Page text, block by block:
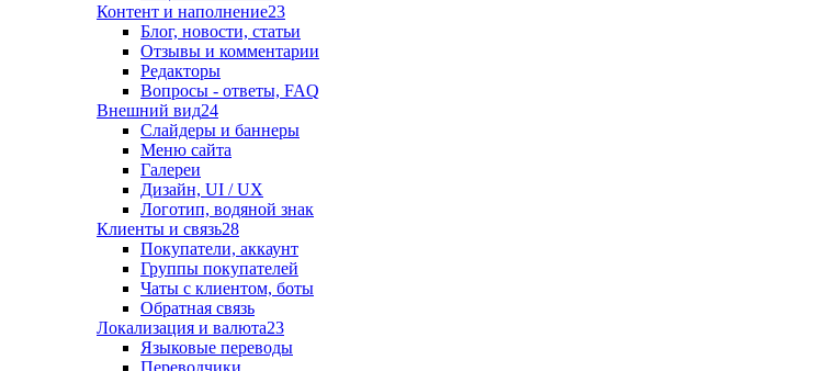
Контент и наполнение23
Блог, новости, статьи
Отзывы и комментарии
Редакторы
Вопросы - ответы, FAQ
Внешний вид24
Слайдеры и баннеры
Меню сайта
Галереи
Дизайн, UI / UX
Логотип, водяной знак
Клиенты и связь28
Покупатели, аккаунт
Группы покупателей
Чаты с клиентом, боты
Обратная связь
Локализация и валюта23
Языковые переводы